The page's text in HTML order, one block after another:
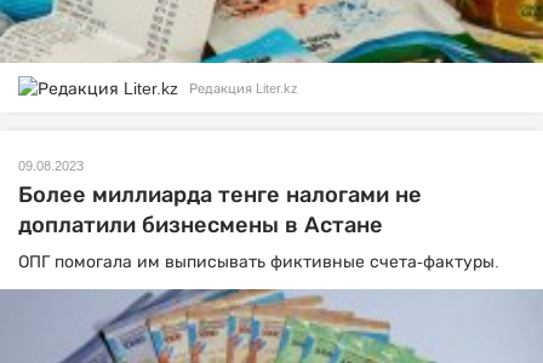
Редакция Liter.kz
09.08.2023
Более миллиарда тенге налогами не
доплатили бизнесмены в Астане
ОПГ помогала им выписывать фиктивные счета-фактуры.